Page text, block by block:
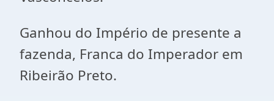
Ganhou do Império de presente a
fazenda, Franca do Imperador em
Ribeirão Preto.